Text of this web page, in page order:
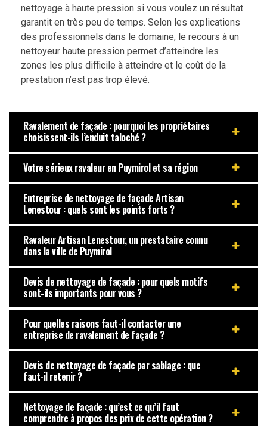
nettoyage à haute pression si vous voulez un résultat
garantit en très peu de temps. Selon les explications
des professionnels dans le domaine, le recours à un
nettoyeur haute pression permet d’atteindre les
zones les plus difficile à atteindre et le coût de la
prestation n’est pas trop élevé.
Ravalement de façade : pourquoi les propriétaires
choisissent-ils l’enduit taloché ?
Votre sérieux ravaleur en Puymirol et sa région
Entreprise de nettoyage de façade Artisan
Lenestour : quels sont les points forts ?
Ravaleur Artisan Lenestour, un prestataire connu
dans la ville de Puymirol
Devis de nettoyage de façade : pour quels motifs
sont-ils importants pour vous ?
Pour quelles raisons faut-il contacter une
entreprise de ravalement de façade ?
Devis de nettoyage de façade par sablage : que
faut-il retenir ?
Nettoyage de façade : qu’est ce qu’il faut
comprendre à propos des prix de cette opération ?